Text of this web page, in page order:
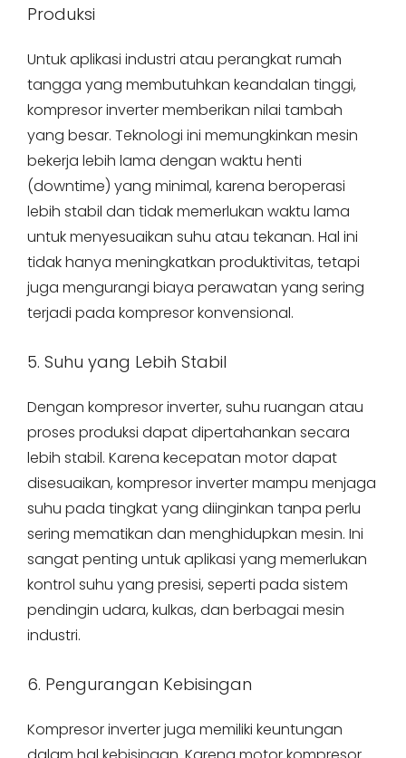
Produksi
Untuk aplikasi industri atau perangkat rumah
tangga yang membutuhkan keandalan tinggi,
kompresor inverter memberikan nilai tambah
yang besar. Teknologi ini memungkinkan mesin
bekerja lebih lama dengan waktu henti
(downtime) yang minimal, karena beroperasi
lebih stabil dan tidak memerlukan waktu lama
untuk menyesuaikan suhu atau tekanan. Hal ini
tidak hanya meningkatkan produktivitas, tetapi
juga mengurangi biaya perawatan yang sering
terjadi pada kompresor konvensional.
5. Suhu yang Lebih Stabil
Dengan kompresor inverter, suhu ruangan atau
proses produksi dapat dipertahankan secara
lebih stabil. Karena kecepatan motor dapat
disesuaikan, kompresor inverter mampu menjaga
suhu pada tingkat yang diinginkan tanpa perlu
sering mematikan dan menghidupkan mesin. Ini
sangat penting untuk aplikasi yang memerlukan
kontrol suhu yang presisi, seperti pada sistem
pendingin udara, kulkas, dan berbagai mesin
industri.
6. Pengurangan Kebisingan
Kompresor inverter juga memiliki keuntungan